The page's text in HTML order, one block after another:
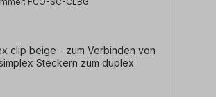
clip beige - zum Verbinden von
Steckern zum duplex